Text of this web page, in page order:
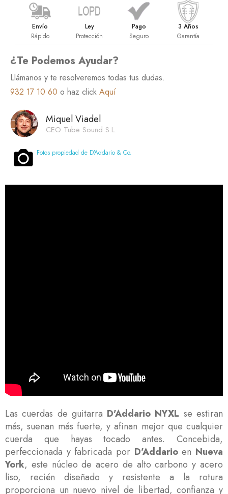
Envío
Rápido
Ley
Protección
Pago
Seguro
3 Años
Garantía
¿Te Podemos Ayudar?
Llámanos y te resolveremos todas tus dudas.
932 17 10 60 o haz click Aquí
Miquel Viadel
CEO Tube Sound S.L.
Fotos propiedad de D’Addario & Co.
Las cuerdas de guitarra D'Addario NYXL se estiran
más, suenan más fuerte, y afinan mejor que cualquier
cuerda que hayas tocado antes. Concebida,
perfeccionada y fabricada por D'Addarioen Nueva
York, este núcleo de acero de alto carbono y acero
liso, recién diseñado y resistente a la rotura
proporciona un nuevo nivel de libertad, confianza y